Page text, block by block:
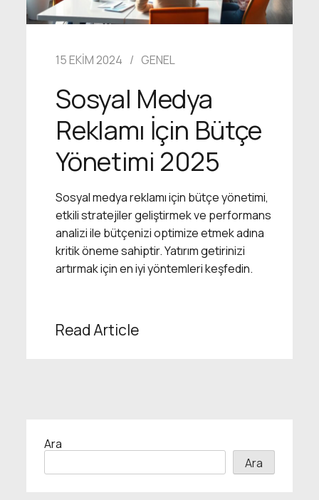
15 EKIM 2024 GENEL
Sosyal Medya
Reklamı İçin Bütçe
Yönetimi 2025
Sosyal medya reklamı için bütçe yönetimi,
etkili stratejiler geliştirmek ve performans
analizi ile bütçenizi optimize etmek adına
kritik öneme sahiptir. Yatırım getirinizi
artırmak için en iyi yöntemleri keşfedin.
Read Article
Ara
Ara